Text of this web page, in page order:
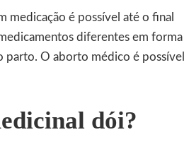
medicação é possível até o final
diferentes em forma
parto. O aborto médico é possível
dói?